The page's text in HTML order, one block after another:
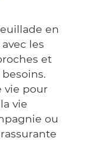
en
les
et
vie pour
vie
ou